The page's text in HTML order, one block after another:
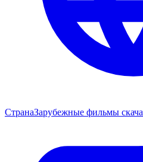
СтранаЗарубежные фильмы